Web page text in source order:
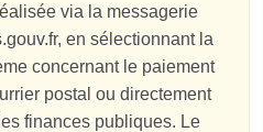
via la messagerie
en sélectionnant la
concernant le paiement
postal ou directement
finances publiques. Le